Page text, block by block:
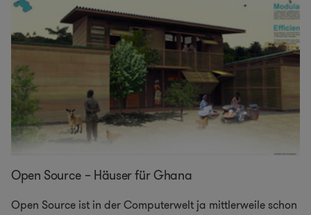
Open Source – Häuser für Ghana
Open Source ist in der Computerwelt ja mittlerweile schon